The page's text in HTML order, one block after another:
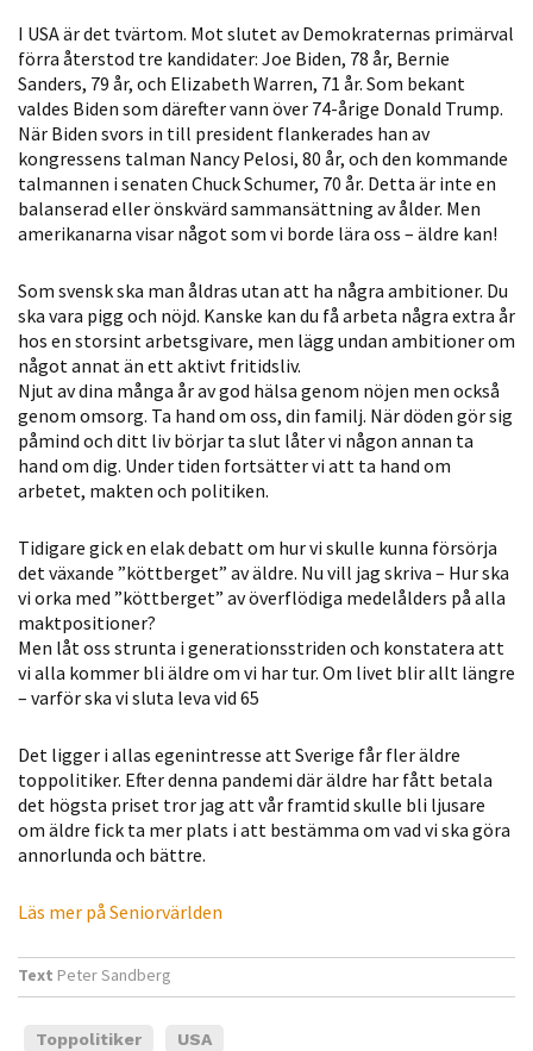
I USA är det tvärtom. Mot slutet av Demokraternas primärval
förra återstod tre kandidater: Joe Biden, 78 år, Bernie
Sanders, 79 år, och Elizabeth Warren, 71 år. Som bekant
valdes Biden som därefter vann över 74-årige Donald Trump.
När Biden svors in till president flankerades han av
kongressens talman Nancy Pelosi, 80 år, och den kommande
talmannen i senaten Chuck Schumer, 70 år. Detta är inte en
balanserad eller önskvärd sammansättning av ålder. Men
amerikanarna visar något som vi borde lära oss – äldre kan!
Som svensk ska man åldras utan att ha några ambitioner. Du
ska vara pigg och nöjd. Kanske kan du få arbeta några extra år
hos en storsint arbetsgivare, men lägg undan ambitioner om
något annat än ett aktivt fritidsliv.
Njut av dina många år av god hälsa genom nöjen men också
genom omsorg. Ta hand om oss, din familj. När döden gör sig
påmind och ditt liv börjar ta slut låter vi någon annan ta
hand om dig. Under tiden fortsätter vi att ta hand om
arbetet, makten och politiken.
Tidigare gick en elak debatt om hur vi skulle kunna försörja
det växande ”köttberget” av äldre. Nu vill jag skriva – Hur ska
vi orka med ”köttberget” av överflödiga medelålders på alla
maktpositioner?
Men låt oss strunta i generationsstriden och konstatera att
vi alla kommer bli äldre om vi har tur. Om livet blir allt längre
– varför ska vi sluta leva vid 65
Det ligger i allas egenintresse att Sverige får fler äldre
toppolitiker. Efter denna pandemi där äldre har fått betala
det högsta priset tror jag att vår framtid skulle bli ljusare
om äldre fick ta mer plats i att bestämma om vad vi ska göra
annorlunda och bättre.
Läs mer på Seniorvärlden
Text Peter Sandberg
Toppolitiker USA
För att vi ska
kunna
förbättra
hemsidans
funktionalitet
och
uppbyggnad,
baserat på
används.
Upplevelse
För att vår
hemsida ska
prestera så
ditt besök.
Om du nekar
de här
kakorna
kommer viss
från
hemsidan.
intressen och ditt